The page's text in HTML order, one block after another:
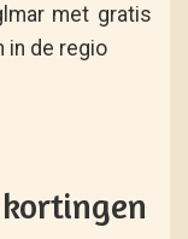
met gratis
in de regio